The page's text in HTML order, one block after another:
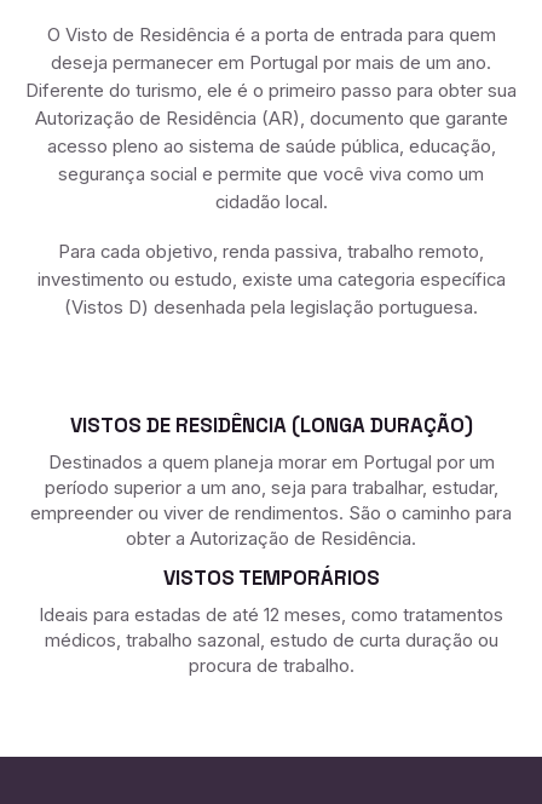
O Visto de Residência é a porta de entrada para quem
deseja permanecer em Portugal por mais de um ano.
Diferente do turismo, ele é o primeiro passo para obter sua
Autorização de Residência (AR), documento que garante
acesso pleno ao sistema de saúde pública, educação,
segurança social e permite que você viva como um
cidadão local.
Para cada objetivo, renda passiva, trabalho remoto,
investimento ou estudo, existe uma categoria específica
(Vistos D) desenhada pela legislação portuguesa.
VISTOS DE RESIDÊNCIA (LONGA DURAÇÃO)
Destinados a quem planeja morar em Portugal por um
período superior a um ano, seja para trabalhar, estudar,
empreender ou viver de rendimentos. São o caminho para
obter a Autorização de Residência.
VISTOS TEMPORÁRIOS
Ideais para estadas de até 12 meses, como tratamentos
médicos, trabalho sazonal, estudo de curta duração ou
procura de trabalho.